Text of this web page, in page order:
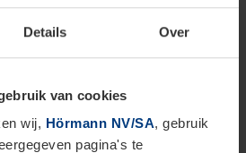
Details Over
van cookies
wij, Hörmann NV/SA, gebruik
pagina's te